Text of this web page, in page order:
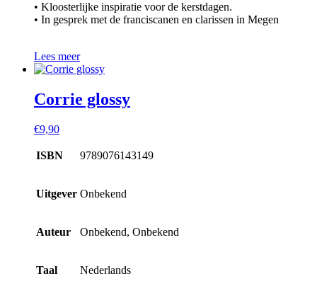
• Kloosterlijke inspiratie voor de kerstdagen.
• In gesprek met de franciscanen en clarissen in Megen
Lees meer
Corrie glossy
€9,90
ISBN 9789076143149
Uitgever Onbekend
Auteur Onbekend, Onbekend
Taal Nederlands